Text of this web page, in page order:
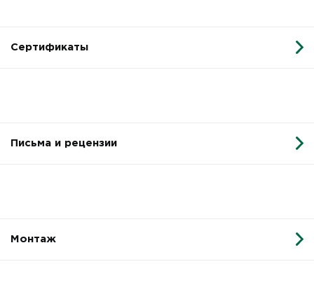
Сертификаты
Письма и рецензии
Монтаж